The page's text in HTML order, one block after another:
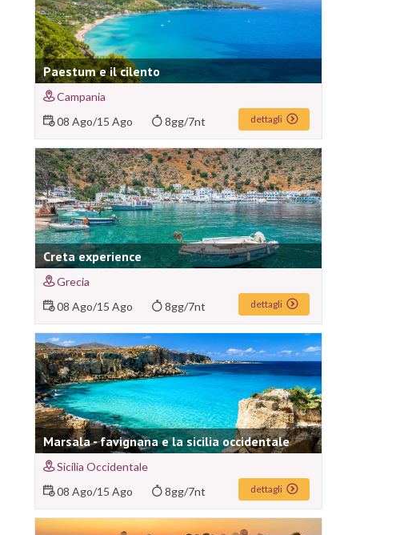
Paestum e il cilento
Campania
08 Ago/15 Ago 8gg/7nt dettagli
Creta experience
Grecia
08 Ago/15 Ago 8gg/7nt dettagli
Marsala - favignana e la sicilia occidentale
Sicilia Occidentale
08 Ago/15 Ago 8gg/7nt dettagli